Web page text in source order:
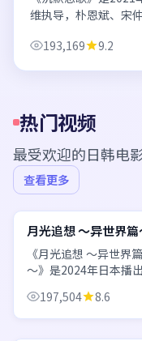
维执导，朴恩斌、宋
迎通过日韩电影电视剧
193,169 9.2
热门视频
最受欢迎的日韩电
查看更多
日本
月光追想 ～异世界篇
《月光追想 ～异世界篇
～》是2024年日本播
嗣执导，冈田将生、目
莲、石原里美等主演
197,504 8.6